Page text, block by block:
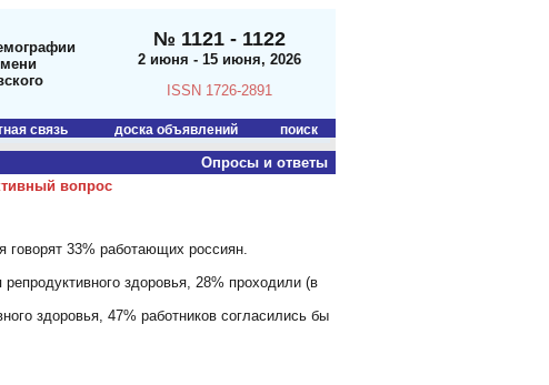
№ 1121 - 1122
2 июня - 15 июня, 2026
ISSN 1726-2891
связь доска объявлений поиск
Опросы и ответы
вопрос
говорят 33% работающих россиян.
здоровья, 28% проходили (в
здоровья, 47% работников согласились бы